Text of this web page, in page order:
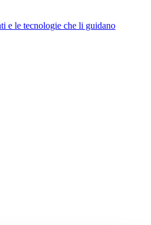
e le tecnologie che li guidano